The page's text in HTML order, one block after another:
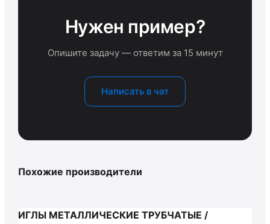
Нужен пример?
Опишите задачу — ответим за 15 минут
Написать в чат
Похожие производители
ИГЛЫ МЕТАЛЛИЧЕСКИЕ ТРУБЧАТЫЕ /